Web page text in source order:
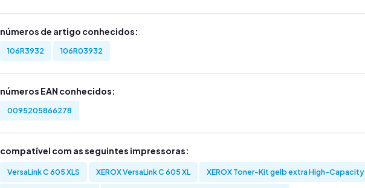
números de artigo conhecidos:
106R3932 106R03932
números EAN conhecidos:
0095205866278
compatível com as seguintes impressoras:
VersaLink C 605 XLS XEROX VersaLink C 605 XL XEROX Toner-Kit gelb extra High-Capacity